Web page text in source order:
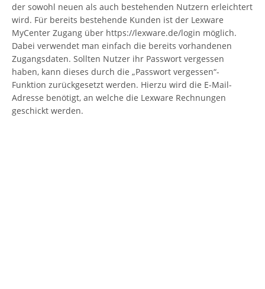
der sowohl neuen als auch bestehenden Nutzern erleichtert
wird. Für bereits bestehende Kunden ist der Lexware
MyCenter Zugang über https://lexware.de/login möglich.
Dabei verwendet man einfach die bereits vorhandenen
Zugangsdaten. Sollten Nutzer ihr Passwort vergessen
haben, kann dieses durch die „Passwort vergessen“-
Funktion zurückgesetzt werden. Hierzu wird die E-Mail-
Adresse benötigt, an welche die Lexware Rechnungen
geschickt werden.